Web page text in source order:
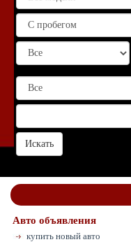
Авто объявления
купить новый авто